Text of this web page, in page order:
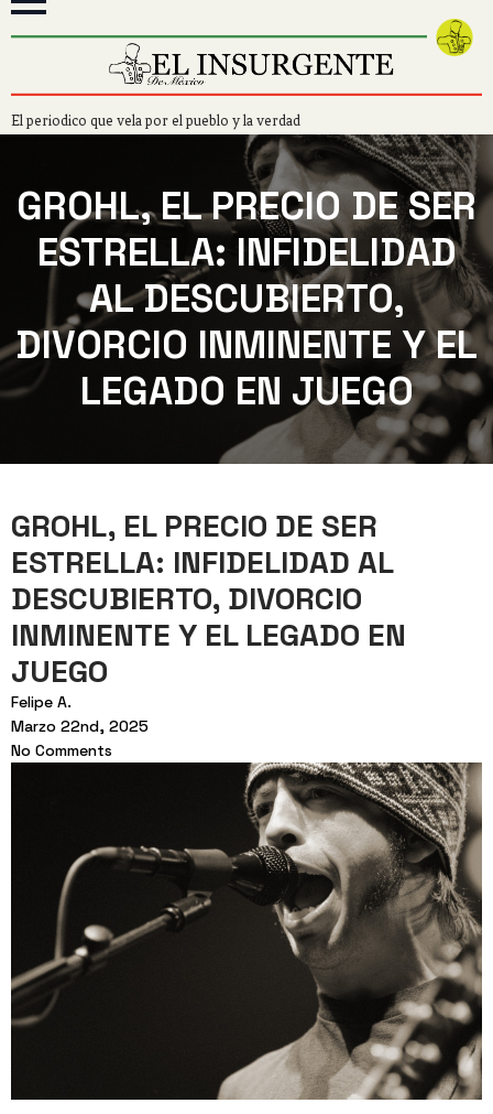
El periodico que vela por el pueblo y la verdad
GROHL, EL PRECIO DE SER
ESTRELLA: INFIDELIDAD
AL DESCUBIERTO,
DIVORCIO INMINENTE Y EL
LEGADO EN JUEGO
GROHL, EL PRECIO DE SER
ESTRELLA: INFIDELIDAD AL
DESCUBIERTO, DIVORCIO
INMINENTE Y EL LEGADO EN
JUEGO
Felipe A.
Marzo 22nd, 2025
No Comments